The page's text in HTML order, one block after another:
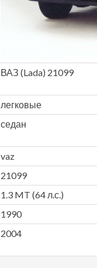
ВАЗ (Lada) 21099
легковые
седан
vaz
21099
1.3 MT (64 л.с.)
1990
2004